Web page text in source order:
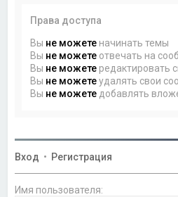
Права доступа
Вы не можете начинать темы
Вы не можете отвечать на
Вы не можете редактировать
Вы не можетеудалять свои
Вы не можете добавлять
Вход • Регистрация
Имя пользователя: